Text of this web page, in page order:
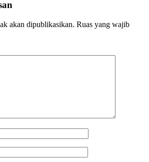
akan dipublikasikan. Ruas yang wajib